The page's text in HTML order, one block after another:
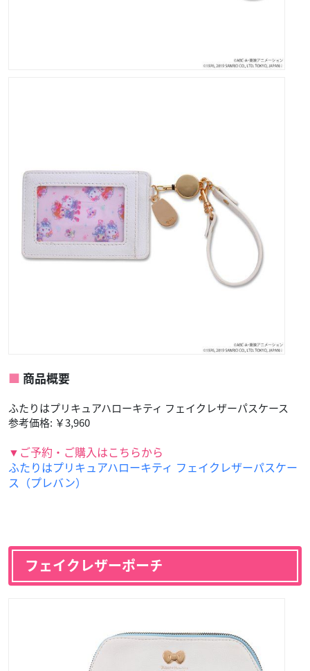
商品概要
ふたりはプリキュアハローキティ フェイクレザーパスケース
参考価格: ￥3,960
▼ご予約・ご購入はこちらから
ふたりはプリキュアハローキティ フェイクレザーパスケー
ス（プレバン）
フェイクレザーポーチ